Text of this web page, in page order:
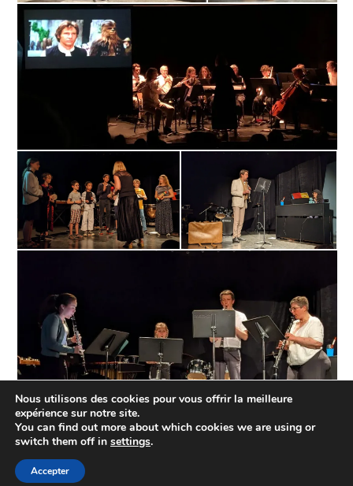
APEM Laxou 4 rue des Belges 54520 LAXOU
Nous utilisons des cookies pour vous offrir la meilleure
expérience sur notre site.
You can find out more about which cookies we are using or
switch them off in settings.
Accepter